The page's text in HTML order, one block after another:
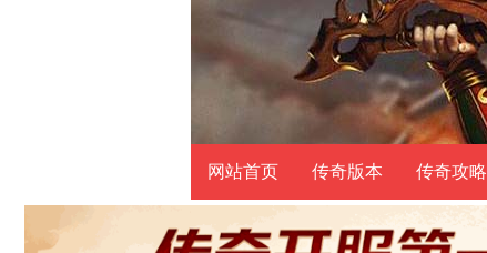
网站首页 传奇版本 传奇攻略